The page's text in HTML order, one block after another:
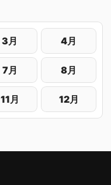
3月 4月
7月 8月
11月 12月